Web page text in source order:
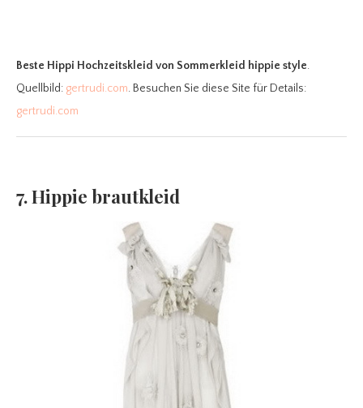
Beste Hippi Hochzeitskleid von Sommerkleid hippie style.
Quellbild: gertrudi.com. Besuchen Sie diese Site für Details:
gertrudi.com
7. Hippie brautkleid